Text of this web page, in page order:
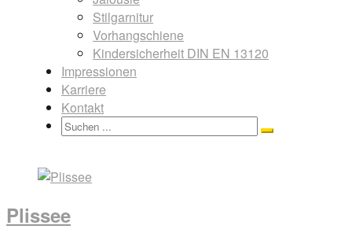
Stilgarnitur
Vorhangschiene
Kindersicherheit DIN EN 13120
Impressionen
Karriere
Kontakt
Search
Search
Plissee